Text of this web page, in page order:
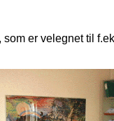
er velegnet til